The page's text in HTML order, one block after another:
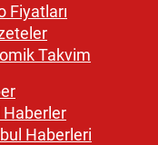
Fiyatları
Takvim
Haberler
Haberleri